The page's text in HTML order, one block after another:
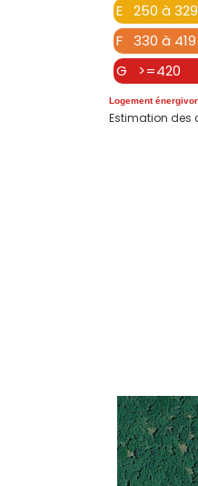
E 250 à 329
F 330 à 419
G >=420
Logement
Estimation des